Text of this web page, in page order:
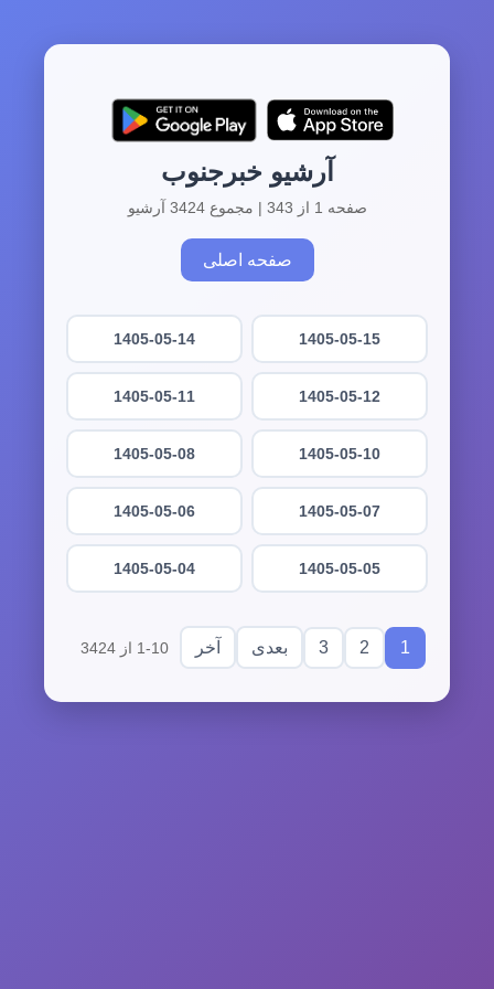
آرشیو خبرجنوب
صفحه 1 از 343 | مجموع 3424 آرشیو
صفحه اصلی
1405-05-15
1405-05-14
1405-05-12
1405-05-11
1405-05-10
1405-05-08
1405-05-07
1405-05-06
1405-05-05
1405-05-04
1
2
3 بعدی آخر 1-10 از 3424